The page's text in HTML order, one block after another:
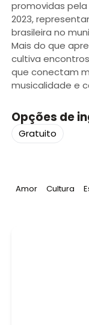
promovidas pela
2023,
brasileira no
Mais do que
cultiva
que conectam
musicalidade e
Opções de
Gratuito
Tag:
Amor Tag:
Cultura